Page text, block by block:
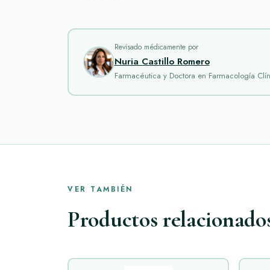
Revisado médicamente por
Nuria Castillo Romero
Farmacéutica y Doctora en Farmacología
VER TAMBIÉN
Productos